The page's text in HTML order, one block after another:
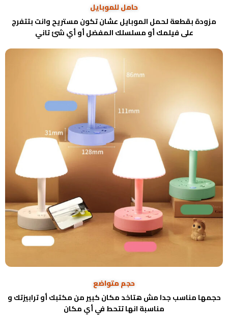
حامل للموبايل
مزودة بقطعة لحمل الموبايل عشان تكون مستريح وانت بتتفرج
على فيلمك أو مسلسلك المفضل أو أي شئ تاني
حجم متواضع
حجمها مناسب جدا مش هتاخد مكان كبير من مكتبك أو ترابيزتك و
مناسبة انها تتحط في أي مكان